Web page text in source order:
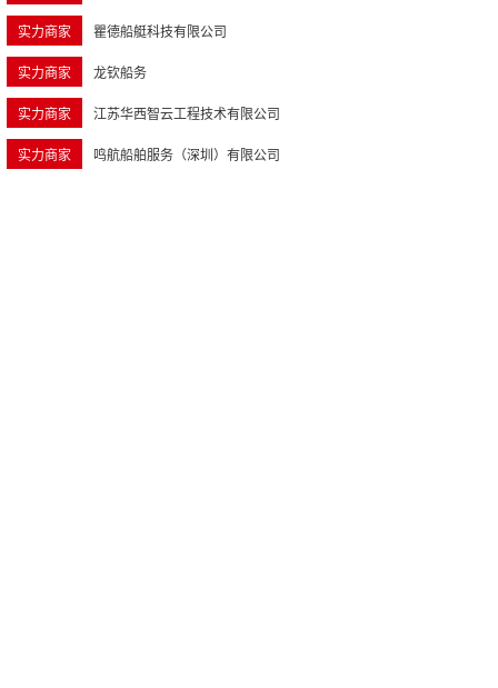
实力商家 瞿德船艇科技有限公司
实力商家 龙钦船务
实力商家 江苏华西智云工程技术有限公司
实力商家 鸣航船舶服务（深圳）有限公司